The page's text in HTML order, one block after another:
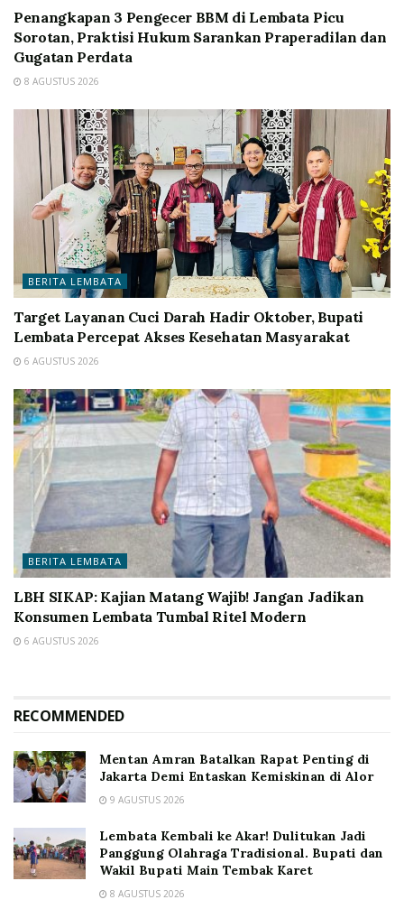
Penangkapan 3 Pengecer BBM di Lembata Picu
Sorotan, Praktisi Hukum Sarankan Praperadilan dan
Gugatan Perdata
8 AGUSTUS 2026
BERITA LEMBATA
Target Layanan Cuci Darah Hadir Oktober, Bupati
Lembata Percepat Akses Kesehatan Masyarakat
6 AGUSTUS 2026
BERITA LEMBATA
LBH SIKAP: Kajian Matang Wajib! Jangan Jadikan
Konsumen Lembata Tumbal Ritel Modern
6 AGUSTUS 2026
RECOMMENDED
Mentan Amran Batalkan Rapat Penting di
Jakarta Demi Entaskan Kemiskinan di Alor
9 AGUSTUS 2026
Lembata Kembali ke Akar! Dulitukan Jadi
Panggung Olahraga Tradisional. Bupati dan
Wakil Bupati Main Tembak Karet
8 AGUSTUS 2026